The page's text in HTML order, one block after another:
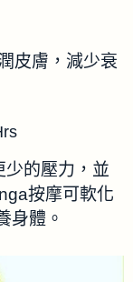
皮膚，減少衰
的壓力，並
按摩可軟化
身體。